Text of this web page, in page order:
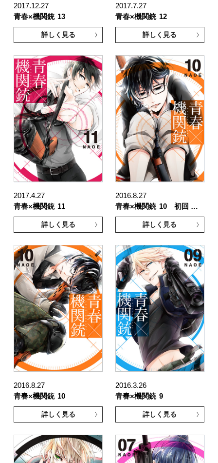
2017.12.27
青春×機関銃 13
詳しく見る
2017.7.27
青春×機関銃 12
詳しく見る
2017.4.27
青春×機関銃 11
詳しく見る
2016.8.27
青春×機関銃 10 初回 …
詳しく見る
2016.8.27
青春×機関銃 10
詳しく見る
2016.3.26
青春×機関銃 9
詳しく見る